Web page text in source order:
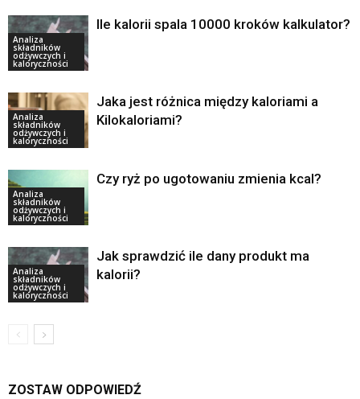
Analiza
składników
odżywczych i
kaloryczności
Ile kalorii spala 10000 kroków kalkulator?
Analiza
składników
odżywczych i
kaloryczności
Jaka jest różnica między kaloriami a
Kilokaloriami?
Analiza
składników
odżywczych i
kaloryczności
Czy ryż po ugotowaniu zmienia kcal?
Analiza
składników
odżywczych i
kaloryczności
Jak sprawdzić ile dany produkt ma
kalorii?
ZOSTAW ODPOWIEDŹ